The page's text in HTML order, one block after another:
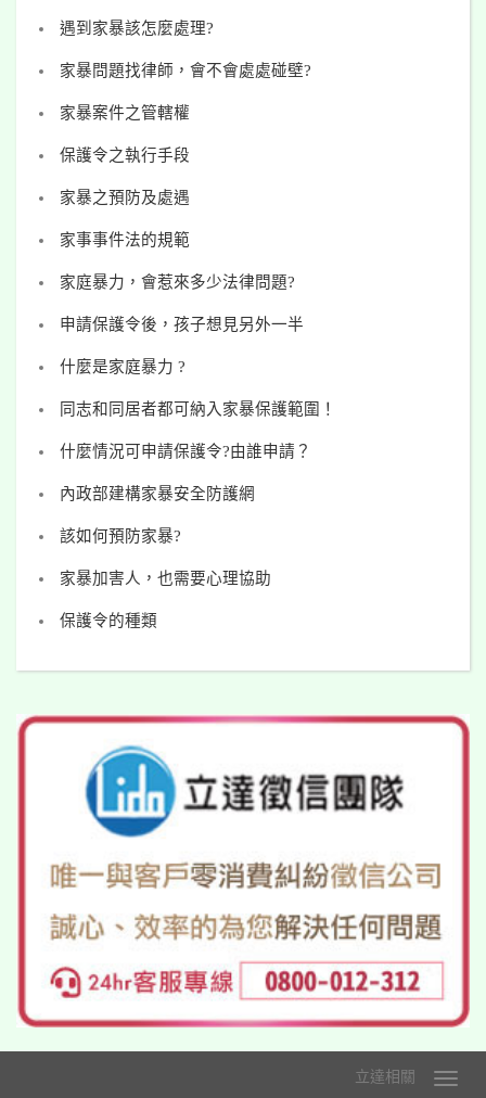
遇到家暴該怎麼處理?
家暴問題找律師，會不會處處碰壁?
家暴案件之管轄權
保護令之執行手段
家暴之預防及處遇
家事事件法的規範
家庭暴力，會惹來多少法律問題?
申請保護令後，孩子想見另外一半
什麼是家庭暴力 ?
同志和同居者都可納入家暴保護範圍！
什麼情況可申請保護令?由誰申請？
內政部建構家暴安全防護網
該如何預防家暴?
家暴加害人，也需要心理協助
保護令的種類
立達相關